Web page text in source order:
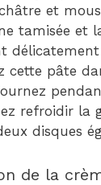
et
tamisée et
délicatement
cette pâte
refroidir la
disques
de la